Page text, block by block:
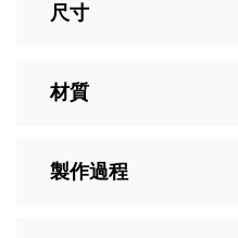
尺寸
材質
製作過程